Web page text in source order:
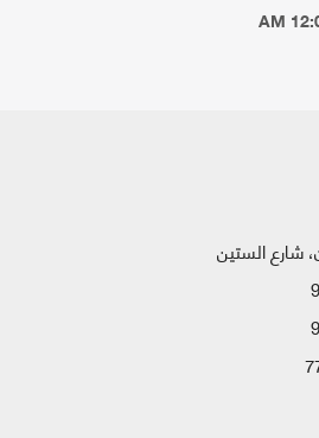
شارع الستين